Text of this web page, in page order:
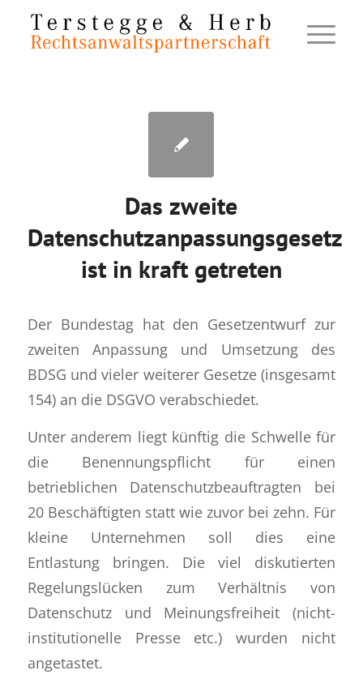
Das zweite
Datenschutzanpassungsgesetz
ist in kraft getreten
Der Bundestag hat den Gesetzentwurf zur
zweiten Anpassung und Umsetzung des
BDSG und vieler weiterer Gesetze (insgesamt
154) an die DSGVO verabschiedet.
Unter anderem liegt künftig die Schwelle für
die Benennungspflicht für einen
betrieblichen Datenschutzbeauftragten bei
20 Beschäftigten statt wie zuvor bei zehn. Für
kleine Unternehmen soll dies eine
Entlastung bringen. Die viel diskutierten
Regelungslücken zum Verhältnis von
Datenschutz und Meinungsfreiheit (nicht-
institutionelle Presse etc.) wurden nicht
angetastet.